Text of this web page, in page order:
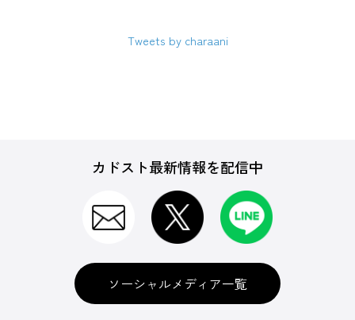
Tweets by charaani
カドスト最新情報を配信中
ソーシャルメディア一覧